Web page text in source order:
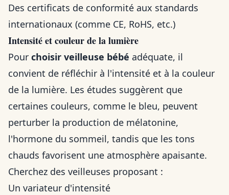
Des certificats de conformité aux standards
internationaux (comme CE, RoHS, etc.)
Intensité et couleur de la lumière
Pour choisir veilleuse bébé adéquate, il
convient de réfléchir à l'intensité et à la couleur
de la lumière. Les études suggèrent que
certaines couleurs, comme le bleu, peuvent
perturber la production de mélatonine,
l'hormone du sommeil, tandis que les tons
chauds favorisent une atmosphère apaisante.
Cherchez des veilleuses proposant :
Un variateur d'intensité